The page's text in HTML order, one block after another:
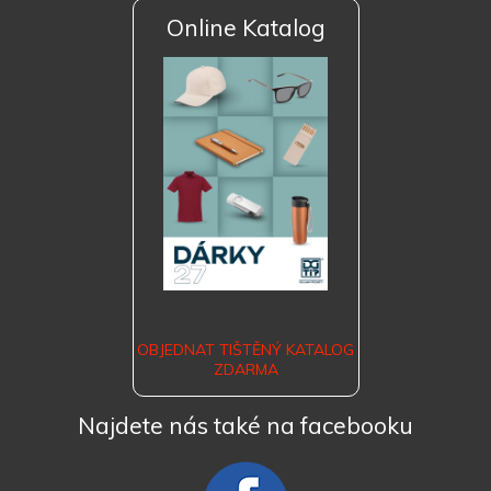
Online Katalog
OBJEDNAT TIŠTĚNÝ KATALOG
ZDARMA
Najdete nás také na facebooku